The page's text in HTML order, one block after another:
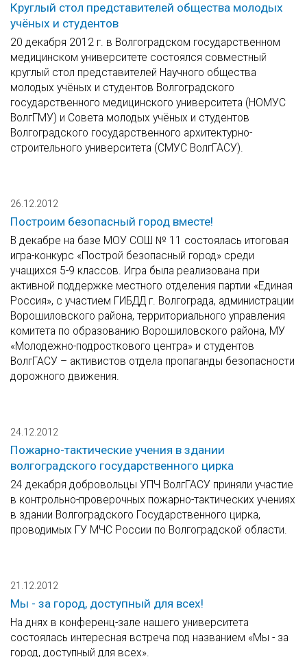
Круглый стол представителей общества молодых
учёных и студентов
20 декабря 2012 г. в Волгоградском государственном
медицинском университете состоялся совместный
круглый стол представителей Научного общества
молодых учёных и студентов Волгоградского
государственного медицинского университета (НОМУС
ВолгГМУ) и Совета молодых учёных и студентов
Волгоградского государственного архитектурно-
строительного университета (СМУС ВолгГАСУ).
26.12.2012
Построим безопасный город вместе!
В декабре на базе МОУ СОШ № 11 состоялась итоговая
игра-конкурс «Построй безопасный город» среди
учащихся 5-9 классов. Игра была реализована при
активной поддержке местного отделения партии «Единая
Россия», с участием ГИБДД г. Волгограда, администрации
Ворошиловского района, территориального управления
комитета по образованию Ворошиловского района, МУ
«Молодежно-подросткового центра» и студентов
ВолгГАСУ – активистов отдела пропаганды безопасности
дорожного движения.
24.12.2012
Пожарно-тактические учения в здании
волгоградского государственного цирка
24 декабря добровольцы УПЧ ВолгГАСУ приняли участие
в контрольно-проверочных пожарно-тактических учениях
в здании Волгоградского Государственного цирка,
проводимых ГУ МЧС России по Волгоградской области.
21.12.2012
Мы - за город, доступный для всех!
На днях в конференц-зале нашего университета
состоялась интересная встреча под названием «Мы - за
город, доступный для всех».